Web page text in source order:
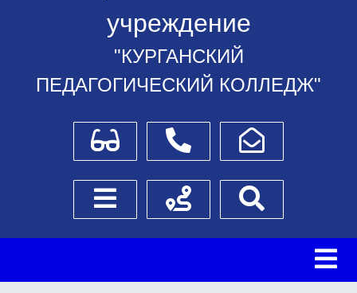
учреждение
"КУРГАНСКИЙ
ПЕДАГОГИЧЕСКИЙ КОЛЛЕДЖ"
Для слабовидящихТелефоныНаписать обращение
Боковое менюСхема проезда